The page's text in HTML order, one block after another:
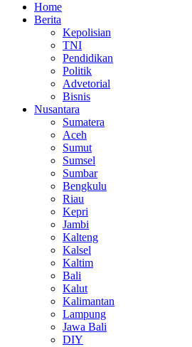
Home
Berita
Kepolisian
TNI
Pendidikan
Politik
Advetorial
Bisnis
Nusantara
Sumatera
Aceh
Sumut
Sumsel
Sumbar
Bengkulu
Riau
Kepri
Jambi
Kalteng
Kalsel
Kaltim
Bali
Kalut
Kalimantan
Lampung
Jawa Bali
DIY